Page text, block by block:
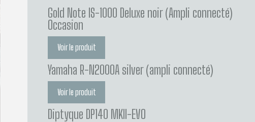
Gold Note IS-1000 Deluxe noir (Ampli connecté)
Occasion
Voir le produit
Yamaha R-N2000A silver (ampli connecté)
Voir le produit
Diptyque DP140 MKII-EVO